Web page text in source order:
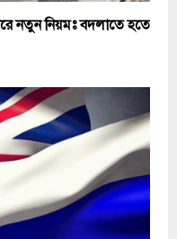
নতুন নিয়মঃ বদলাতে হতে